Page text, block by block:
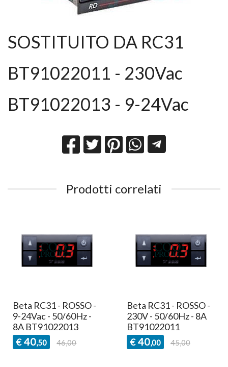
SOSTITUITO DA RC31
BT91022011 - 230Vac
BT91022013 - 9-24Vac
Prodotti correlati
Beta RC31 - ROSSO -
9-24Vac - 50/60Hz -
8A BT91022013
€ 40,50 46,00
Beta RC31 - ROSSO -
230V - 50/60Hz - 8A
BT91022011
€ 40,00 45,00